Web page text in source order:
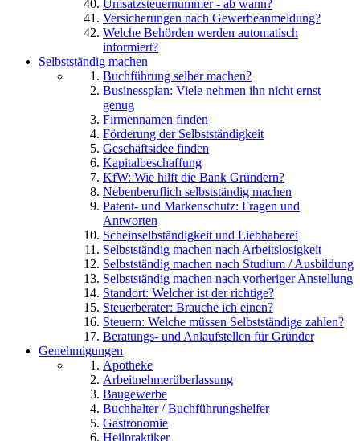
Umsatzsteuernummer - ab wann?
Versicherungen nach Gewerbeanmeldung?
Welche Behörden werden automatisch
informiert?
Selbstständig machen
Buchführung selber machen?
Businessplan: Viele nehmen ihn nicht ernst
genug
Firmennamen finden
Förderung der Selbstständigkeit
Geschäftsidee finden
Kapitalbeschaffung
KfW: Wie hilft die Bank Gründern?
Nebenberuflich selbstständig machen
Patent- und Markenschutz: Fragen und
Antworten
Scheinselbständigkeit und Liebhaberei
Selbstständig machen nach Arbeitslosigkeit
Selbstständig machen nach Studium / Ausbildung
Selbstständig machen nach vorheriger Anstellung
Standort: Welcher ist der richtige?
Steuerberater: Brauche ich einen?
Steuern: Welche müssen Selbstständige zahlen?
Beratungs- und Anlaufstellen für Gründer
Genehmigungen
Apotheke
Arbeitnehmerüberlassung
Baugewerbe
Buchhalter / Buchführungshelfer
Gastronomie
Heilpraktiker